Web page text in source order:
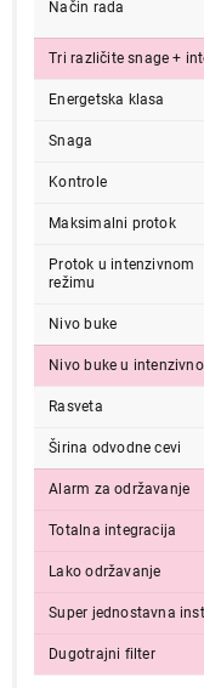
Način rada
Tri različite snage +
Energetska klasa
Snaga
Kontrole
Maksimalni protok
Protok u intenzivnom
režimu
Nivo buke
Nivo buke u
Rasveta
Širina odvodne cevi
Alarm za održavanje
Totalna integracija
Lako održavanje
Super jednostavna
Dugotrajni filter
ASPIRATORI
Proizvod je
Ukupno u